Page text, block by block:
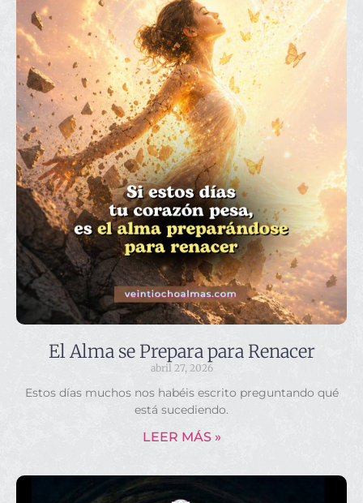
El Alma se Prepara para Renacer
abril 27, 2026
Estos días muchos nos habéis escrito preguntando qué
está sucediendo.
LEER MÁS »